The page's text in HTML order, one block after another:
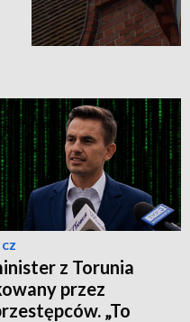
z Torunia
przez
„To